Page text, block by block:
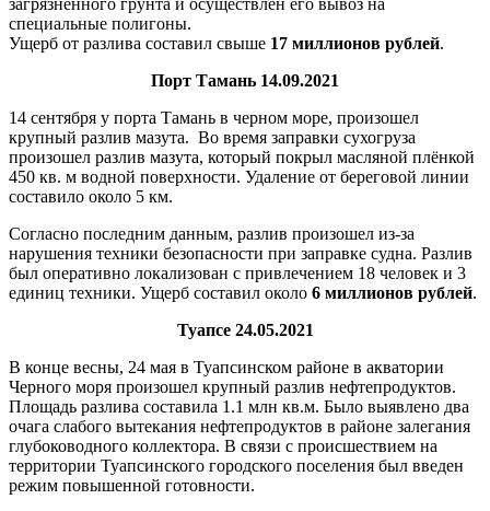
специальные полигоны.
Ущерб от разлива составил свыше 17 миллионов рублей.
Порт Тамань 14.09.2021
14 сентября у порта Тамань в черном море, произошел
крупный разлив мазута. Во время заправки сухогруза
произошел разлив мазута, который покрыл масляной плёнкой
450 кв. м водной поверхности. Удаление от береговой линии
составило около 5 км.
Согласно последним данным, разлив произошел из-за
нарушения техники безопасности при заправке судна. Разлив
был оперативно локализован с привлечением 18 человек и 3
единиц техники. Ущерб составил около 6 миллионов рублей.
Туапсе 24.05.2021
В конце весны, 24 мая в Туапсинском районе в акватории
Черного моря произошел крупный разлив нефтепродуктов.
Площадь разлива составила 1.1 млн кв.м. Было выявлено два
очага слабого вытекания нефтепродуктов в районе залегания
глубоководного коллектора. В связи с происшествием на
территории Туапсинского городского поселения был введен
режим повышенной готовности.